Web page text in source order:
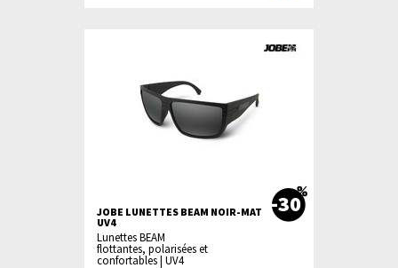
JOBE LUNETTES BEAM NOIR-MAT
UV4
-30
Lunettes BEAM
flottantes, polarisées et
confortables | UV4